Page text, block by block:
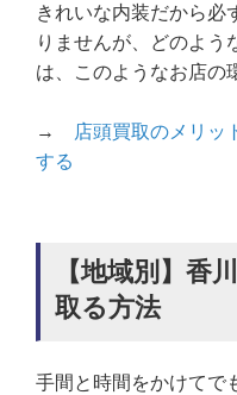
きれいな内装だから必
りませんが、どのよう
は、このようなお店の
→
店頭買取のメリッ
する
【地域別】香
取る方法
手間と時間をかけてで